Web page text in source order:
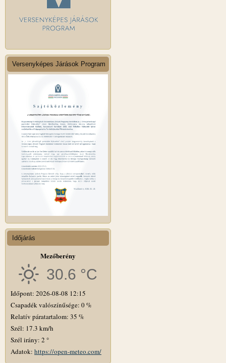
Versenyképes Járások Program
Időjárás
Mezőberény
30.6 °C
Időpont: 2026-08-08 12:15
Csapadék valószínűsége: 0 %
Relatív páratartalom: 35 %
Szél: 17.3 km/h
Szél irány: 2 °
Adatok: https://open-meteo.com/